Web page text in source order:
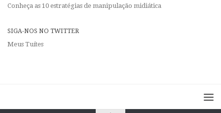
Conheça as 10 estratégias de manipulação midiática
SIGA-NOS NO TWITTER
Meus Tuítes